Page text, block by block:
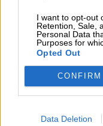
I want to opt-out
Retention, Sale,
Personal Data
Purposes for
Opted Out
CONFIRM
Data Deletion
Είναι σημαντικό
ο κύριος
εξαιρέσεις. Ναι
ευάλωτες, αυτό
είμαστε ασφαλείς.
Για αυτό και ο